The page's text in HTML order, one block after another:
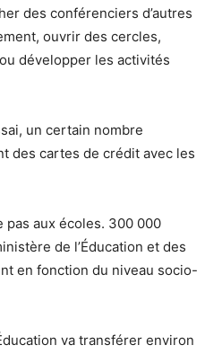
des conférenciers d’autres
ouvrir des cercles,
développer les activités
un certain nombre
des cartes de crédit avec les
pas aux écoles. 300 000
de l’Éducation et des
en fonction du niveau socio-
va transférer environ